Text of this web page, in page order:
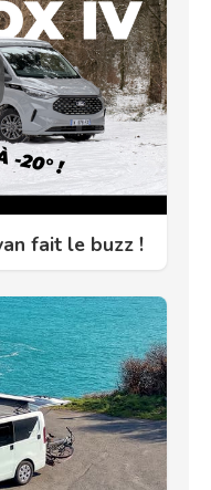
fait le buzz !